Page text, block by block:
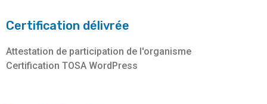
Certification délivrée
Attestation de participation de l'organisme
Certification TOSA WordPress